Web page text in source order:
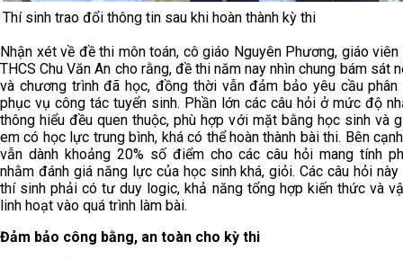
Thí sinh trao đổi thông tin sau khi hoàn thành kỳ thi
Nhận xét về đề thi môn toán, cô giáo Nguyên Phương, giáo viên
THCS Chu Văn An cho rằng, đề thi năm nay nhìn chung bám sát
và chương trình đã học, đồng thời vẫn đảm bảo yêu cầu phân
phục vụ công tác tuyển sinh. Phần lớn các câu hỏi ở mức độ
thông hiểu đều quen thuộc, phù hợp với mặt bằng học sinh và
em có học lực trung bình, khá có thể hoàn thành bài thi. Bên
vẫn dành khoảng 20% số điểm cho các câu hỏi mang tính
nhằm đánh giá năng lực của học sinh khá, giỏi. Các câu hỏi
thí sinh phải có tư duy logic, khả năng tổng hợp kiến thức và
linh hoạt vào quá trình làm bài.
Đảm bảo công bằng, an toàn cho kỳ thi